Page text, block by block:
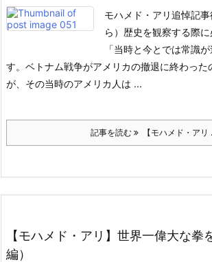
モハメド・アリ追悼記
ら） 歴史を観察する際に
「当時と今とでは常識
す。 ベトナム戦争がアメリカの撤退に終わった
が、その当時のアメリカ人は ...
記事を読む 【モハメド・アリ
【モハメド・アリ】世界一偉大な拳
編）